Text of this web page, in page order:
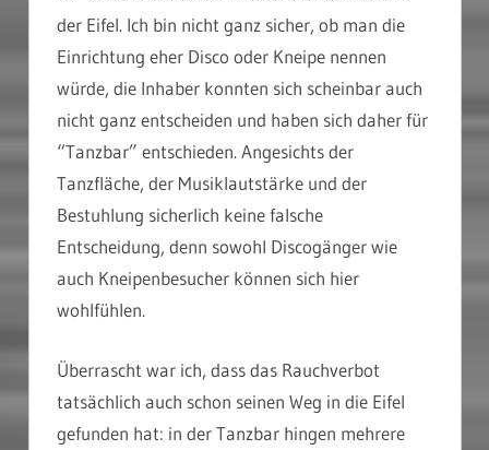
der Eifel. Ich bin nicht ganz sicher, ob man die
Einrichtung eher Disco oder Kneipe nennen
würde, die Inhaber konnten sich scheinbar auch
nicht ganz entscheiden und haben sich daher für
“Tanzbar” entschieden. Angesichts der
Tanzfläche, der Musiklautstärke und der
Bestuhlung sicherlich keine falsche
Entscheidung, denn sowohl Discogänger wie
auch Kneipenbesucher können sich hier
wohlfühlen.
Überrascht war ich, dass das Rauchverbot
tatsächlich auch schon seinen Weg in die Eifel
gefunden hat: in der Tanzbar hingen mehrere